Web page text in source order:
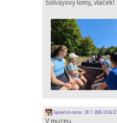
Solvayovy lomy, vláček!
Společná cesta :29. 7. 2026 13:16:17
V muzeu.